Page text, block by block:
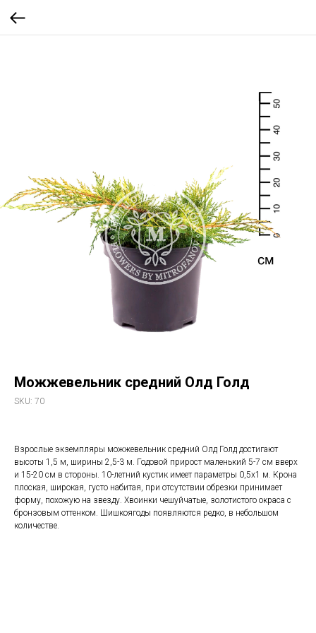
Можжевельник средний Олд Голд
SKU: 70
Взрослые экземпляры можжевельник средний Олд Голд достигают
высоты 1,5 м, ширины 2,5-3 м. Годовой прирост маленький 5-7 см вверх
и 15-20 см в стороны. 10-летний кустик имеет параметры 0,5х1 м. Крона
плоская, широкая, густо набитая, при отсутствии обрезки принимает
форму, похожую на звезду. Хвоинки чешуйчатые, золотистого окраса с
бронзовым оттенком. Шишкоягоды появляются редко, в небольшом
количестве.